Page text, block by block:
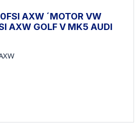
AXW ´MOTOR VW
AXW GOLF V MK5 AUDI